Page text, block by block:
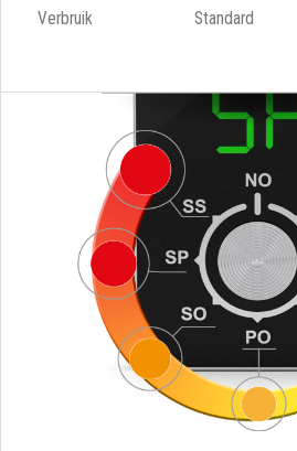
Verbruik Standard